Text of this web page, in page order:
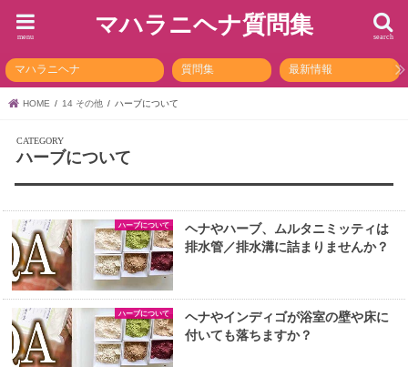
マハラニヘナ質問集 search
menu
マハラニヘナ 質問集 最新情報
HOME 14 その他 ハーブについて
ハーブについて
ハーブについて
ヘナやハーブ、ムルタニミッティは
排水管／排水溝に詰まりませんか？
ハーブについて
ヘナやインディゴが浴室の壁や床に
付いても落ちますか？